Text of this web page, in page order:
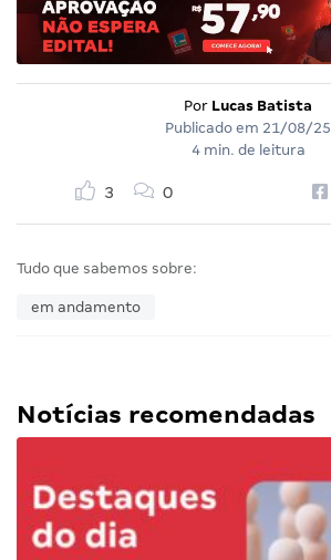
Por Lucas Batista
Publicado em 21/08/25
4 min. de leitura
3 0
Tudo que sabemos sobre:
em andamento
Notícias recomendadas